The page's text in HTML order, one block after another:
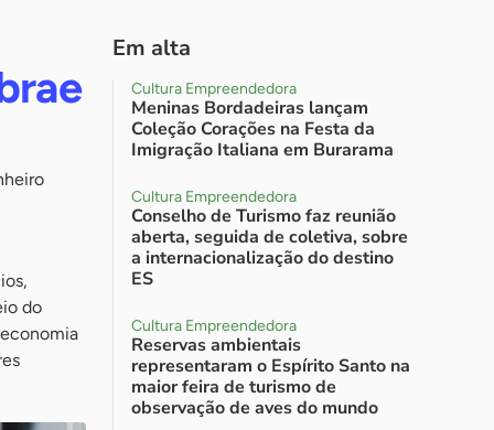
do
Em alta
Cultura Empreendedora
Meninas Bordadeiras lançam
Coleção Corações na Festa da
Imigração Italiana em Burarama
Cultura Empreendedora
Conselho de Turismo faz reunião
aberta, seguida de coletiva, sobre
a internacionalização do destino
ES
Cultura Empreendedora
Reservas ambientais
representaram o Espírito Santo na
maior feira de turismo de
observação de aves do mundo